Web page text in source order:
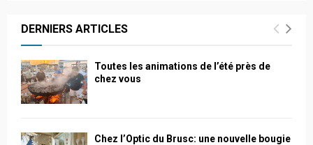
DERNIERS ARTICLES
Toutes les animations de l’été près de
chez vous
Chez l’Optic du Brusc: une nouvelle bougie